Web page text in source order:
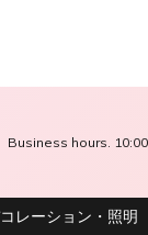
Business hours.
レーション・照明